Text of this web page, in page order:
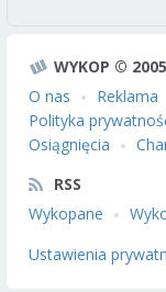
WYKOP ©
O nas
Reklama
Polityka
Osiągnięcia
RSS
Wykopane
Ustawienia